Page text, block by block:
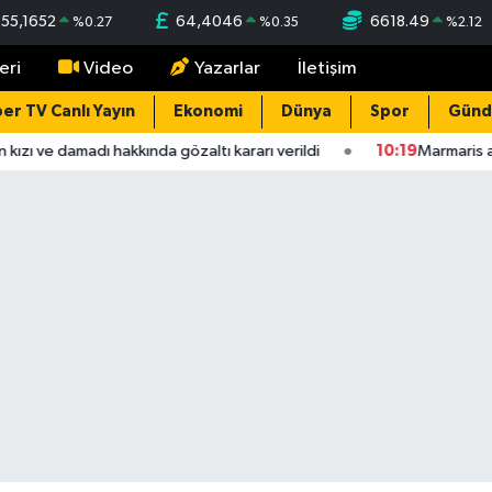
55,1652 %0.27 64,4046 %0.35 6618.49 %2.12
Video Yazarlar İletişim
TV Canlı Yayın Ekonomi Dünya Spor
ve damadı hakkında gözaltı kararı verildi 10:19Marmaris